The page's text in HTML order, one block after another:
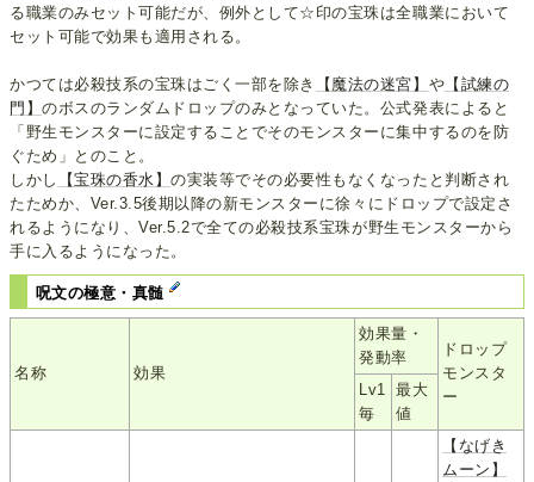
る職業のみセット可能だが、例外として☆印の宝珠は全職業において
セット可能で効果も適用される。
かつては必殺技系の宝珠はごく一部を除き 【魔法の迷宮】 や 【試練の
門】のボスのランダムドロップのみとなっていた。公式発表によると
「野生モンスターに設定することでそのモンスターに集中するのを防
ぐため」とのこと。
しかし
【宝珠の香水】の実装等でその必要性もなくなったと判断され
たためか、Ver.3.5後期以降の新モンスターに徐々にドロップで設定さ
れるようになり、Ver.5.2で全ての必殺技系宝珠が野生モンスターから
手に入るようになった。
呪文の極意・真髄
名称 効果
効果量・
発動率
ドロップ
モンスタ
ー
Lv1
毎
最大
値
【なげき
ムーン】